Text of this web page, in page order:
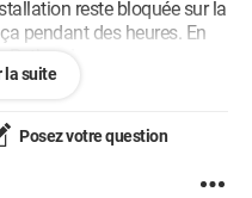
reste bloquée sur la
pendant des heures. En
!
Python refuse et bloque
d'erreur ou message
la suite
Posez votre question